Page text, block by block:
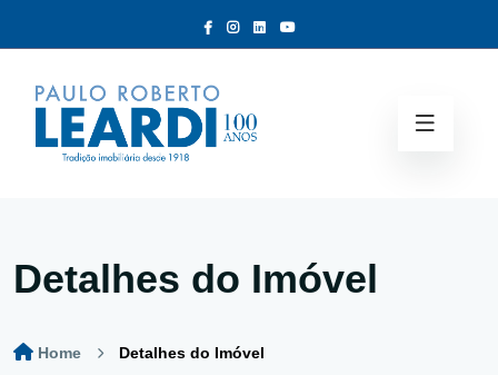
Detalhes do Imóvel
Home Detalhes do Imóvel